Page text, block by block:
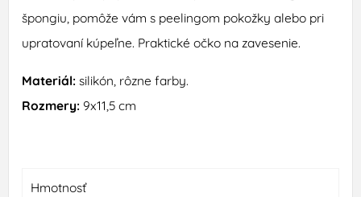
špongiu, pomôže vám s peelingom pokožky alebo pri
upratovaní kúpeľne. Praktické očko na zavesenie.
Materiál: silikón rôzne farby.
Rozmery: 9x11,5 cm
Hmotnosť